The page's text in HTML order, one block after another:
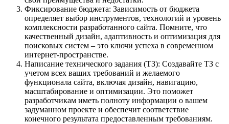
Фиксирование бюджета: Зависимость от бюджета
определяет выбор инструментов, технологий и уровень
комплексности разработанного сайта. Помните, что
качественный дизайн, адаптивность и оптимизация для
поисковых систем – это ключи успеха в современном
интернет-пространстве.
Написание технического задания (ТЗ): Создавайте ТЗ с
учетом всех ваших требований и желаемого
функционала сайта, включая дизайн, навигацию,
масштабирование и оптимизации. Это поможет
разработчикам иметь полноту информации о вашем
задуманном проекте и обеспечит соответствие
конечного результата предоставленным требованиям.